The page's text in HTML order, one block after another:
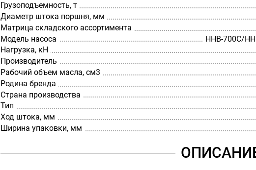
Грузоподъемность, т
Диаметр штока поршня, мм
Матрица складского ассортимента
Модель насоса
HHB-700C/
Нагрузка, кН
Производитель
Рабочий объем масла, см3
Родина бренда
Страна производства
Тип
Ход штока, мм
Ширина упаковки, мм